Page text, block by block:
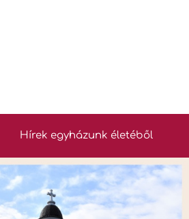
Hírek egyházunk életéből